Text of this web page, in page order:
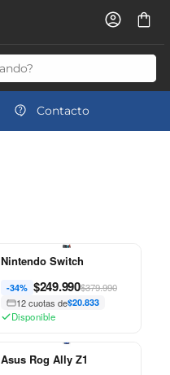
Contacto
Nintendo Switch
-34% $249.990$379.990
12 cuotas de$20.833
Disponible
Asus Rog Ally Z1